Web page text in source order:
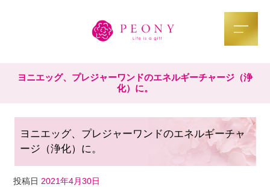
ヨニエッグ、プレジャーワンドのエネルギーチャージ（浄
化）に。
ヨニエッグ、プレジャーワンドのエネルギーチャ
ージ（浄化）に。
投稿日 2021年4月30日